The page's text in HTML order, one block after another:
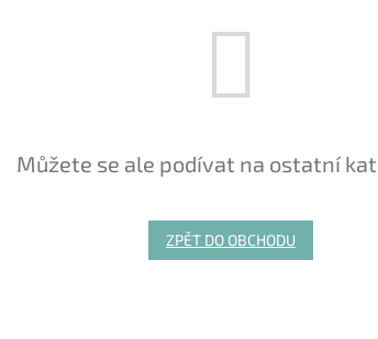
Můžete se ale podívat na ostatní
ZPĚT DO OBCHODU